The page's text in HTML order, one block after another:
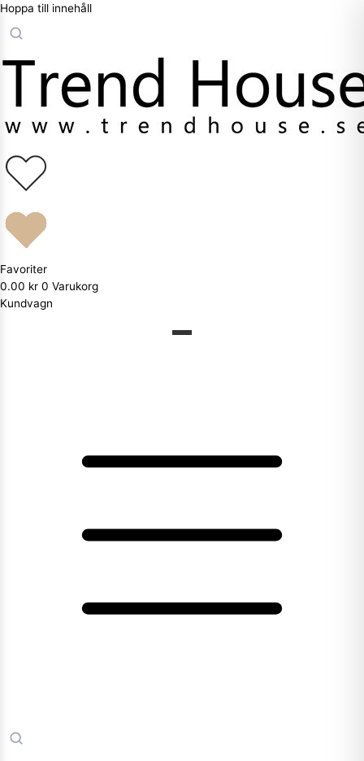
Hoppa till innehåll
Favoriter
0.00 kr 0 Varukorg
Kundvagn